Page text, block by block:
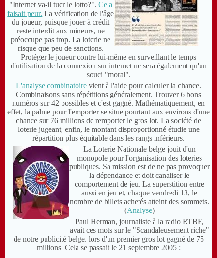
"Internet va-il tuer le lotto?". Cela
faisait peur. La vérification de l'âge
du joueur, puisque jouer à crédit
reste interdit aux mineurs, ne
préoccupe pas trop. La loterie ne
risque que peu de sanctions.
Protéger le joueur contre lui-même en surveillant le temps
d'utilisation de la connexion sur internet ne sera également qu'un
souci "moral".
L'analyse combinatoire vient à l'aide pour calculer la chance.
Combinaisons sans répétitions généralement. Trouver 6 bons
numéros sur 42 possibles et c'est gagné. Mathématiquement, en
effet, la palme pour l'emporter se situe pourtant aux environs d'une
chance sur 76 millions de remporter le gros lot. La société de
loterie jugeant, enfin, le montant disproportionné étudie une
répartition plus équitable dans les rangs inférieurs.
La Loterie Nationale belge jouit d'un
monopole pour l'organisation des loteries
publiques. Sa mission est de ne pas provoquer
la dépendance et doit canaliser le
comportement de jeu. La superstition entre
aussi en jeu et, chaque vendredi 13, le
nombre de billets achetés atteint des sommets.
(Analyse)
Paul Herman, journaliste à la radio RTBF,
avait ces mots sur le "Scandaleusement riche"
de notre publicité belge, lors d'un premier gros lot gagné de 75
millions. Cela se passait le 21 septembre 2005 :